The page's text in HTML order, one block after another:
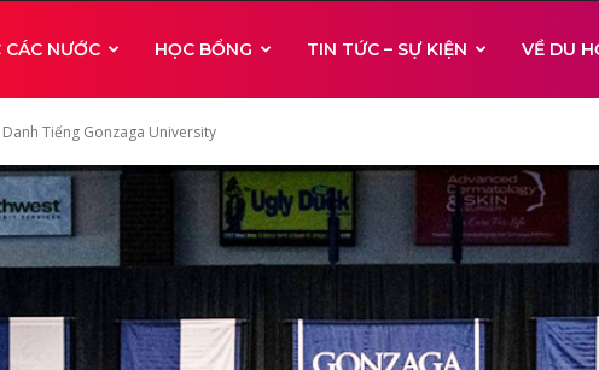
CÁC NƯỚC HỌC BỔNG TIN TỨC – SỰ KIỆN VỀ DU
Tiếng Gonzaga University